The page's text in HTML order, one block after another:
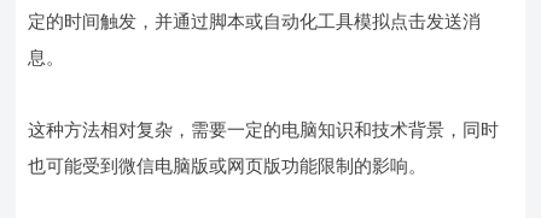
定的时间触发，并通过脚本或自动化工具模拟点击发送消
息。
这种方法相对复杂，需要一定的电脑知识和技术背景，同时
也可能受到微信电脑版或网页版功能限制的影响。